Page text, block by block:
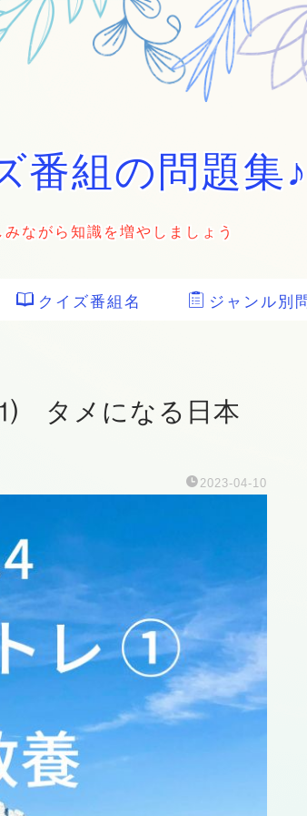
番組の問題集
みながら知識を増やしましょう
クイズ番組名 ジャンル別
タメになる日本
2023-04-10